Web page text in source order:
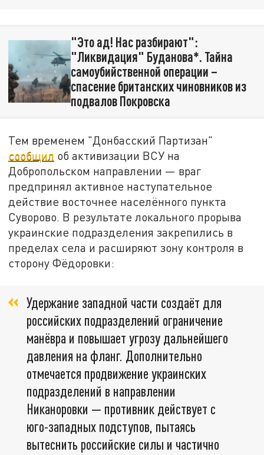
"Это ад! Нас разбирают":
"Ликвидация" Буданова*. Тайна
самоубийственной операции –
спасение британских чиновников из
подвалов Покровска
Тем временем "Донбасский Партизан"
сообщил об активизации ВСУ на
Добропольском направлении — враг
предпринял активное наступательное
действие восточнее населённого пункта
Суворово. В результате локального прорыва
украинские подразделения закрепились в
пределах села и расширяют зону контроля в
сторону Фёдоровки:
Удержание западной части создаёт для
российских подразделений ограничение
манёвра и повышает угрозу дальнейшего
давления на фланг. Дополнительно
отмечается продвижение украинских
подразделений в направлении
Никаноровки — противник действует с
юго-западных подступов, пытаясь
вытеснить российские силы и частично